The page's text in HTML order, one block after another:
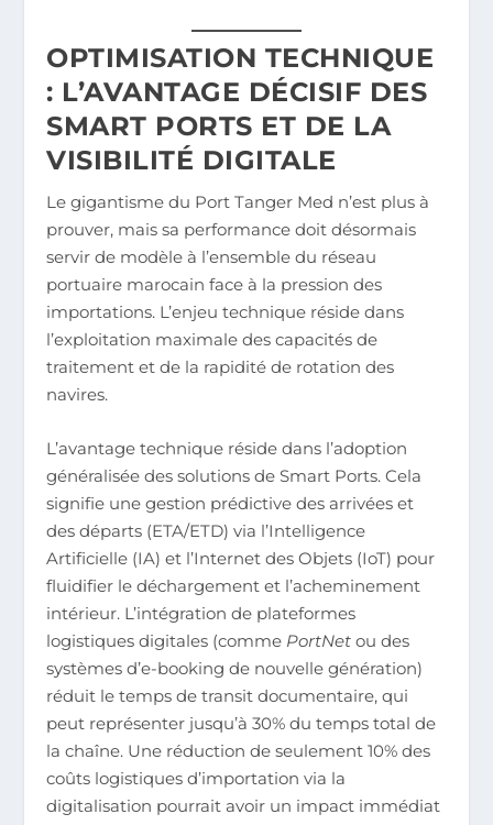
OPTIMISATION TECHNIQUE
: L’AVANTAGE DÉCISIF DES
SMART PORTS ET DE LA
VISIBILITÉ DIGITALE
Le gigantisme du Port Tanger Med n’est plus à
prouver, mais sa performance doit désormais
servir de modèle à l’ensemble du réseau
portuaire marocain face à la pression des
importations. L’enjeu technique réside dans
l’exploitation maximale des capacités de
traitement et de la rapidité de rotation des
navires.
L’avantage technique réside dans l’adoption
généralisée des solutions de Smart Ports. Cela
signifie une gestion prédictive des arrivées et
des départs (ETA/ETD) via l’Intelligence
Artificielle (IA) et l’Internet des Objets (IoT) pour
fluidifier le déchargement et l’acheminement
intérieur. L’intégration de plateformes
logistiques digitales (comme PortNet ou des
systèmes d’e-booking de nouvelle génération)
réduit le temps de transit documentaire, qui
peut représenter jusqu’à 30% du temps total de
la chaîne. Une réduction de seulement 10% des
coûts logistiques d’importation via la
digitalisation pourrait avoir un impact immédiat